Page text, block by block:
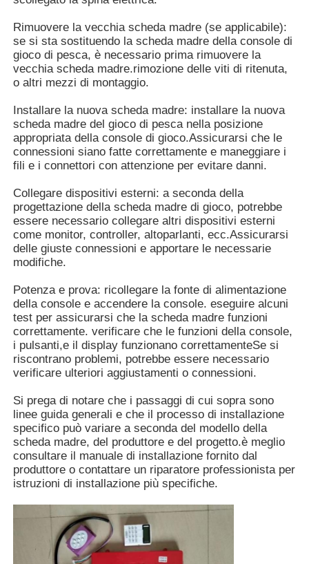
Gabinetto per giochi di slot
tavola del gioco del pesce
Software per giochi online
Parti di giochi di slot
Parti di pesci da gioco
Lo schermo della macchina da gioco
Rimuovere la vecchia scheda madre (se applicabile):
se si sta sostituendo la scheda madre della console di
gioco di pesca, è necessario prima rimuovere la
vecchia scheda madre.rimozione delle viti di ritenuta,
o altri mezzi di montaggio.
Installare la nuova scheda madre: installare la nuova
scheda madre del gioco di pesca nella posizione
appropriata della console di gioco.Assicurarsi che le
connessioni siano fatte correttamente e maneggiare i
fili e i connettori con attenzione per evitare danni.
Collegare dispositivi esterni: a seconda della
progettazione della scheda madre di gioco, potrebbe
essere necessario collegare altri dispositivi esterni
come monitor, controller, altoparlanti, ecc.Assicurarsi
delle giuste connessioni e apportare le necessarie
modifiche.
Potenza e prova: ricollegare la fonte di alimentazione
della console e accendere la console. eseguire alcuni
test per assicurarsi che la scheda madre funzioni
correttamente. verificare che le funzioni della console,
i pulsanti,e il display funzionano correttamenteSe si
riscontrano problemi, potrebbe essere necessario
verificare ulteriori aggiustamenti o connessioni.
Si prega di notare che i passaggi di cui sopra sono
linee guida generali e che il processo di installazione
specifico può variare a seconda del modello della
scheda madre, del produttore e del progetto.è meglio
consultare il manuale di installazione fornito dal
produttore o contattare un riparatore professionista per
istruzioni di installazione più specifiche.